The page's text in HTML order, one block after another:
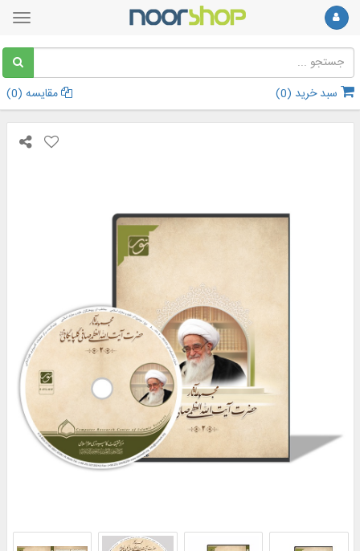
سبد خرید (0
) مقایسه (0
)